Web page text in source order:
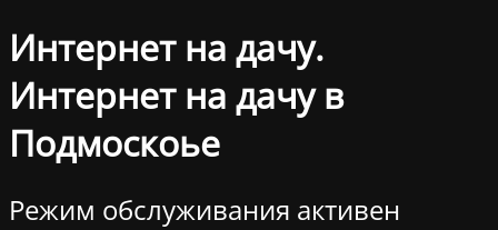
Интернет на дачу.
Интернет на дачу в
Подмоскоье
Режим обслуживания активен